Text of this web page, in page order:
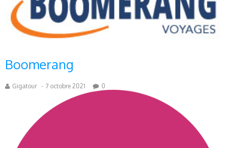
Boomerang
Gigatour - 7 octobre 2021 0